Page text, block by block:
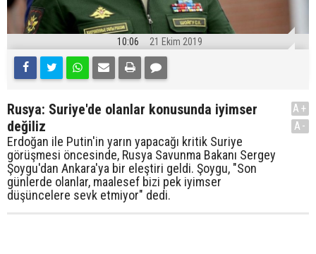
10:06 21 Ekim 2019
Rusya: Suriye'de olanlar konusunda iyimser
değiliz
Erdoğan ile Putin'in yarın yapacağı kritik Suriye
görüşmesi öncesinde, Rusya Savunma Bakanı Sergey
Şoygu'dan Ankara'ya bir eleştiri geldi. Şoygu, "Son
günlerde olanlar, maalesef bizi pek iyimser
düşüncelere sevk etmiyor" dedi.
A+
A-